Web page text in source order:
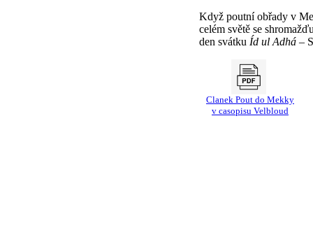
Když poutní obřady v
celém světě se
den svátku Íd ul Adhá–
Clanek Pout do Mekky
v casopisu Velbloud